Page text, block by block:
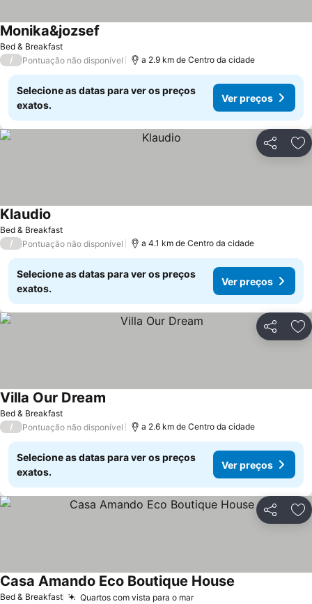
Bed & Breakfast
Monika&jozsef
/ Pontuação não disponível a 2.9 km de Centro da cidade
Selecione as datas para ver os preços
exatos.
Ver preços
Partilhar
Bed & Breakfast
Klaudio
/ Pontuação não disponível a 4.1 km de Centro da cidade
Selecione as datas para ver os preços
exatos.
Ver preços
Partilhar
Bed & Breakfast
Villa Our Dream
/ Pontuação não disponível a 2.6 km de Centro da cidade
Selecione as datas para ver os preços
exatos.
Ver preços
Partilhar
Bed & Breakfast Quartos com vista para o mar
Casa Amando Eco Boutique House